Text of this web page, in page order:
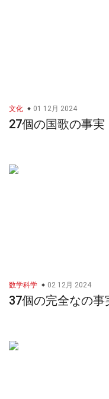
文化 01 12月 2024
27個の国歌の事実
数学科学 02 12月 2024
37個の完全なの事